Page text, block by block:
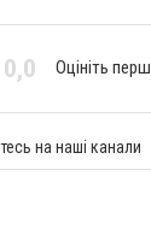
0,0 Оцініть
на наші канали